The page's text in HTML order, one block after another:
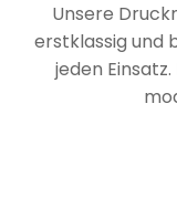
Unsere
erstklassig und
jeden